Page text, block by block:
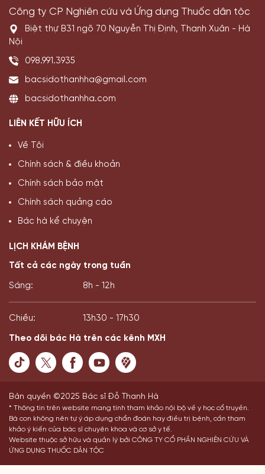
Công ty CP Nghiên cứu và Ứng dụng Thuốc dân tộc
Biệt thự B31 ngõ 70 Nguyễn Thị Định, Thanh Xuân - Hà
Nội
098.991.3935
bacsidothanhha@gmail.com
bacsidothanhha.com
LIÊN KẾT HỮU ÍCH
Về Tôi
Chính sách & điều khoản
Chính sách bảo mật
Chính sách quảng cáo
Bác hà kể chuyện
LỊCH KHÁM BỆNH
Tất cả các ngày trong tuần
Sáng: 8h - 12h
Chiều: 13h30 - 17h30
Theo dõi bác Hà trên các kênh MXH
Bản quyền ©2025 Bác sĩ Đỗ Thanh Hà
* Thông tin trên website mang tính tham khảo nội bộ về y học cổ truyền.
Bà con không nên tự ý áp dụng chẩn đoán hay điều trị bệnh, cần tham
khảo ý kiến của bác sĩ chuyên khoa và cơ sở y tế.
Website thuộc sở hữu và quản lý bởi CÔNG TY CỔ PHẦN NGHIÊN CỨU VÀ
ỨNG DỤNG THUỐC DÂN TỘC